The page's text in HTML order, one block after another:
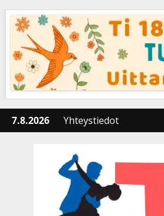
content
7.8.2026 Yhteystiedot